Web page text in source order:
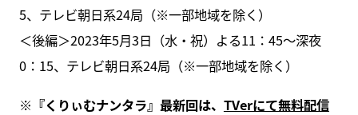
5、テレビ朝日系24局（※一部地域を除く）
＜後編＞2023年5月3日（水・祝）よる11：45～深夜
0：15、テレビ朝日系24局（※一部地域を除く）
※『くりぃむナンタラ』最新回は、 TVerにて無料配信